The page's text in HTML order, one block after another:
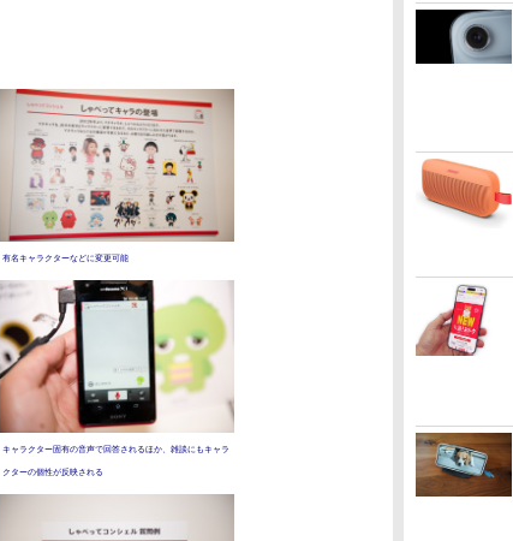
有名キャラクターなどに変更可能
キャラクター固有の音声で回答されるほか、雑談にもキャラ
クターの個性が反映される